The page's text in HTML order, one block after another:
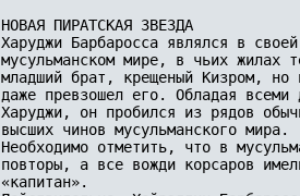
НОВАЯ ПИРАТСКАЯ ЗВЕЗДА
Харуджи Барбаросса являлся в
мусульманском мире, в чьих жилах
младший брат, крещеный Кизром, но
даже превзошел его. Обладая всеми
Харуджи, он пробился из рядов
высших чинов мусульманского мира.
Необходимо отметить, что в
повторы, а все вожди корсаров
«капитан».